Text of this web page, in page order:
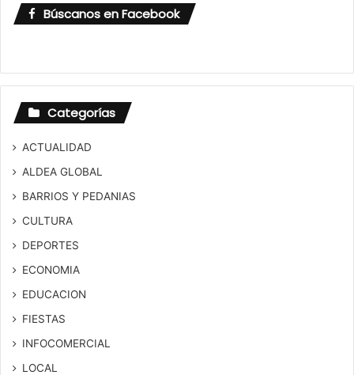
Búscanos en Facebook
Categorías
ACTUALIDAD
ALDEA GLOBAL
BARRIOS Y PEDANIAS
CULTURA
DEPORTES
ECONOMIA
EDUCACION
FIESTAS
INFOCOMERCIAL
LOCAL